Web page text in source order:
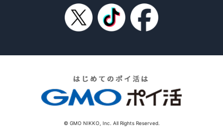
© GMO NIKKO, Inc. All Rights Reserved.